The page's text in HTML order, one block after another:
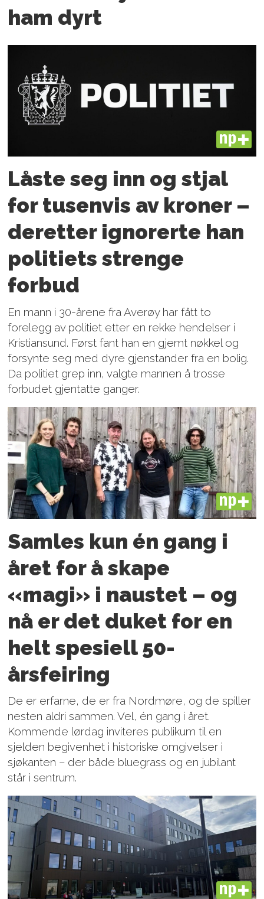
ham dyrt
PLUS
Låste seg inn og stjal
for tusenvis av kroner –
deretter ignorerte han
politiets strenge
forbud
En mann i 30-årene fra Averøy har fått to
forelegg av politiet etter en rekke hendelser i
Kristiansund. Først fant han en gjemt nøkkel og
forsynte seg med dyre gjenstander fra en bolig.
Da politiet grep inn, valgte mannen å trosse
forbudet gjentatte ganger.
PLUS
Samles kun én gang i
året for å skape
«magi» i naustet – og
nå er det duket for en
helt spesiell 50-
årsfeiring
De er erfarne, de er fra Nordmøre, og de spiller
nesten aldri sammen. Vel, én gang i året.
Kommende lørdag inviteres publikum til en
sjelden begivenhet i historiske omgivelser i
sjøkanten – der både bluegrass og en jubilant
står i sentrum.
PLUS